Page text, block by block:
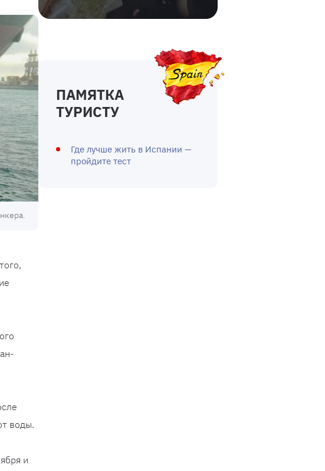
воды.
и
ПАМЯТКА
ТУРИСТУ
Где лучше жить в Испании —
пройдите тест